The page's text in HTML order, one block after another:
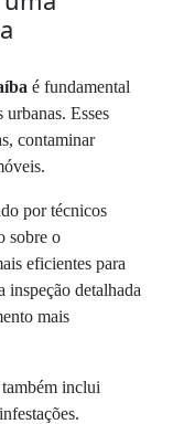
é fundamental
Esses
contaminar
por técnicos
sobre o
eficientes para
inspeção detalhada
mais
inclui